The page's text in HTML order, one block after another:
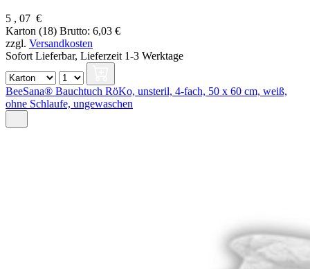
5 , 07 €
Karton (18) Brutto: 6,03 €
zzgl. Versandkosten
Sofort Lieferbar, Lieferzeit 1-3 Werktage
BeeSana® Bauchtuch RöKo, unsteril, 4-fach, 50 x 60 cm, weiß,
ohne Schlaufe, ungewaschen